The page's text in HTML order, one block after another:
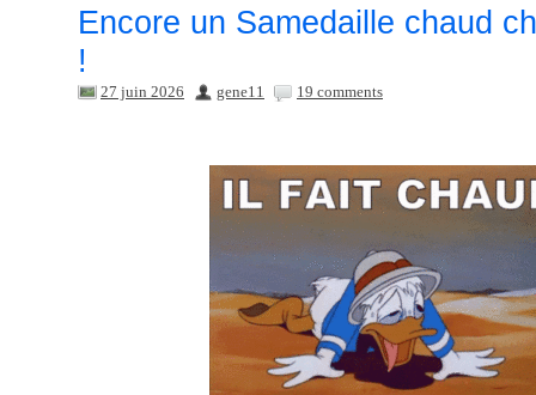
Encore un Samedaille chaud
!
27 juin 2026 gene11 19 comments